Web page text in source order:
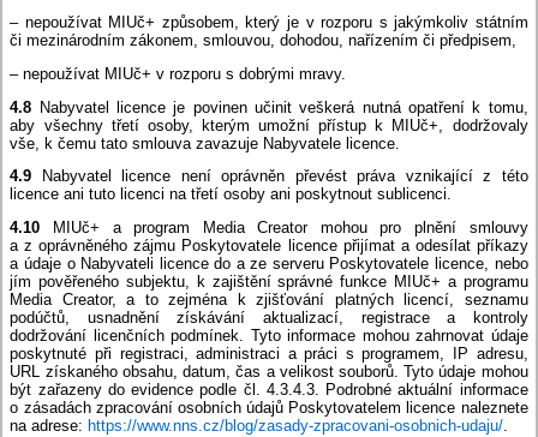
– nepoužívat MIUč+ způsobem, který je v rozporu s jakýmkoliv státním
či mezinárodním zákonem, smlouvou, dohodou, nařízením či předpisem,
– nepoužívat MIUč+ v rozporu s dobrými mravy.
4.8 Nabyvatel licence je povinen učinit veškerá nutná opatření k tomu,
aby všechny třetí osoby, kterým umožní přístup k MIUč+, dodržovaly
vše, k čemu tato smlouva zavazuje Nabyvatele licence.
4.9 Nabyvatel licence není oprávněn převést práva vznikající z této
licence ani tuto licenci na třetí osoby ani poskytnout sublicenci.
4.10 MIUč+ a program Media Creator mohou pro plnění smlouvy
a z oprávněného zájmu Poskytovatele licence přijímat a odesílat příkazy
a údaje o Nabyvateli licence do a ze serveru Poskytovatele licence, nebo
jím pověřeného subjektu, k zajištění správné funkce MIUč+ a programu
Media Creator, a to zejména k zjišťování platných licencí, seznamu
podúčtů, usnadnění získávání aktualizací, registrace a kontroly
dodržování licenčních podmínek. Tyto informace mohou zahrnovat údaje
poskytnuté při registraci, administraci a práci s programem, IP adresu,
URL získaného obsahu, datum, čas a velikost souborů. Tyto údaje mohou
být zařazeny do evidence podle čl. 4.3.4.3. Podrobné aktuální informace
o zásadách zpracování osobních údajů Poskytovatelem licence naleznete
na adrese: https://www.nns.cz/blog/zasady-zpracovani-osobnich-udaju/.